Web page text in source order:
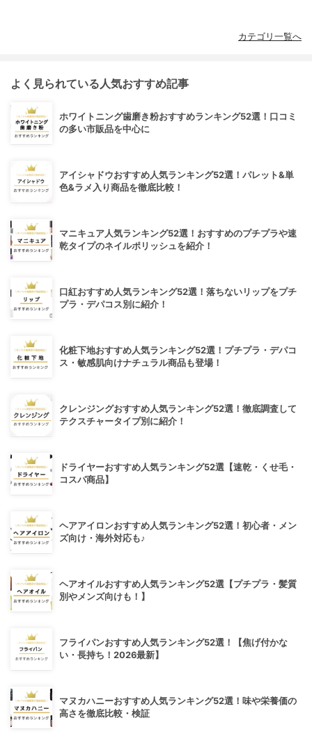
カテゴリ一覧へ
よく見られている人気おすすめ記事
ホワイトニング歯磨き粉おすすめランキング52選！口コミ
の多い市販品を中心に
アイシャドウおすすめ人気ランキング52選！パレット&単
色&ラメ入り商品を徹底比較！
マニキュア人気ランキング52選！おすすめのプチプラや速
乾タイプのネイルポリッシュを紹介！
口紅おすすめ人気ランキング52選！落ちないリップをプチ
プラ・デパコス別に紹介！
化粧下地おすすめ人気ランキング52選！プチプラ・デパコ
ス・敏感肌向けナチュラル商品も登場！
クレンジングおすすめ人気ランキング52選！徹底調査して
テクスチャータイプ別に紹介！
ドライヤーおすすめ人気ランキング52選【速乾・くせ毛・
コスパ商品】
ヘアアイロンおすすめ人気ランキング52選！初心者・メン
ズ向け・海外対応も♪
ヘアオイルおすすめ人気ランキング52選【プチプラ・髪質
別やメンズ向けも！】
フライパンおすすめ人気ランキング52選！【焦げ付かな
い・長持ち！2026最新】
マヌカハニーおすすめ人気ランキング52選！味や栄養価の
高さを徹底比較・検証